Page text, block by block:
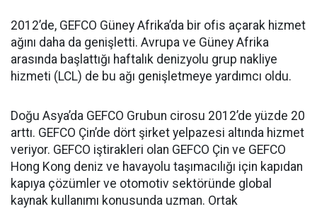
2012’de, GEFCO Güney Afrika’da bir ofis açarak hizmet
ağını daha da genişletti. Avrupa ve Güney Afrika
arasında başlattığı haftalık denizyolu grup nakliye
hizmeti (LCL) de bu ağı genişletmeye yardımcı oldu.
Doğu Asya’da GEFCO Grubun cirosu 2012’de yüzde 20
arttı. GEFCO Çin’de dört şirket yelpazesi altında hizmet
veriyor. GEFCO iştirakleri olan GEFCO Çin ve GEFCO
Hong Kong deniz ve havayolu taşımacılığı için kapıdan
kapıya çözümler ve otomotiv sektöründe global
kaynak kullanımı konusunda uzman. Ortak